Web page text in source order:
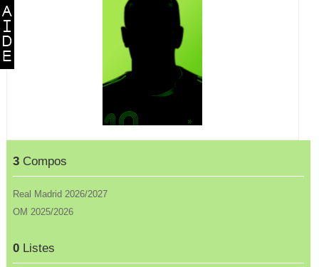
3 Compos
Real Madrid 2026/2027
OM 2025/2026
0 Listes